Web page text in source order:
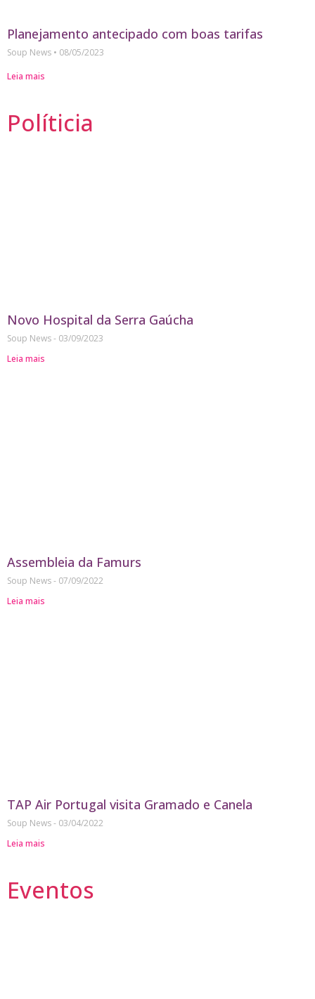
Planejamento antecipado com boas tarifas
Soup News
08/05/2023
Leia mais
Políticia
Novo Hospital da Serra Gaúcha
Soup News
03/09/2023
Leia mais
Assembleia da Famurs
Soup News
07/09/2022
Leia mais
TAP Air Portugal visita Gramado e Canela
Soup News
03/04/2022
Leia mais
Eventos